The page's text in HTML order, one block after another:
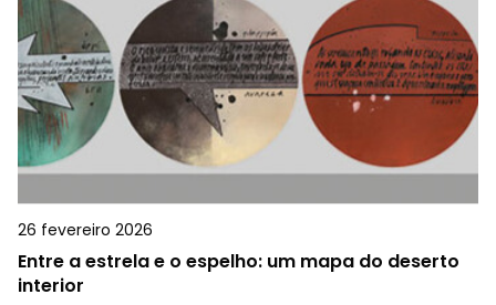
26 fevereiro 2026
Entre a estrela e o espelho: um mapa do deserto
interior